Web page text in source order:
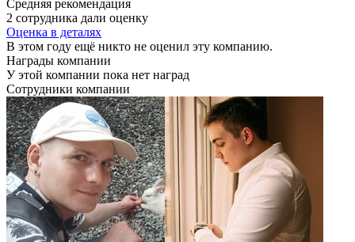
Средняя рекомендация
2 сотрудника дали оценку
Оценка в деталях
В этом году ещё никто не оценил эту компанию.
Награды компании
У этой компании пока нет наград
Сотрудники компании